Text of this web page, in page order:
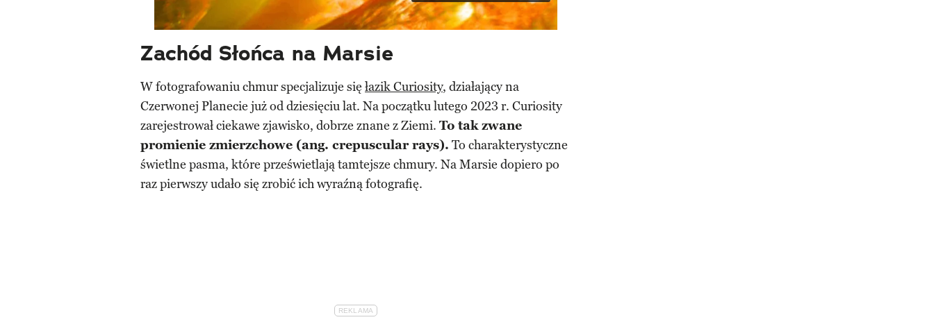
Zachód Słońca na Marsie
W fotografowaniu chmur specjalizuje się łazik Curiosity, działający na
Czerwonej Planecie już od dziesięciu lat. Na początku lutego 2023 r. Curiosity
zarejestrował ciekawe zjawisko, dobrze znane z Ziemi. To tak zwane
promienie zmierzchowe (ang. crepuscular rays). To charakterystyczne
świetlne pasma, które prześwietlają tamtejsze chmury. Na Marsie dopiero po
raz pierwszy udało się zrobić ich wyraźną fotografię.